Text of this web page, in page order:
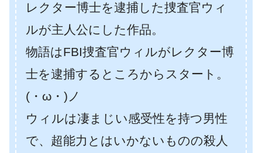
レクター博士を逮捕した捜査官ウィ
ルが主人公にした作品。
物語はFBI捜査官ウィルがレクター博
士を逮捕するところからスタート。
(・ω・)ノ
ウィルは凄まじい感受性を持つ男性
で、超能力とはいかないものの殺人